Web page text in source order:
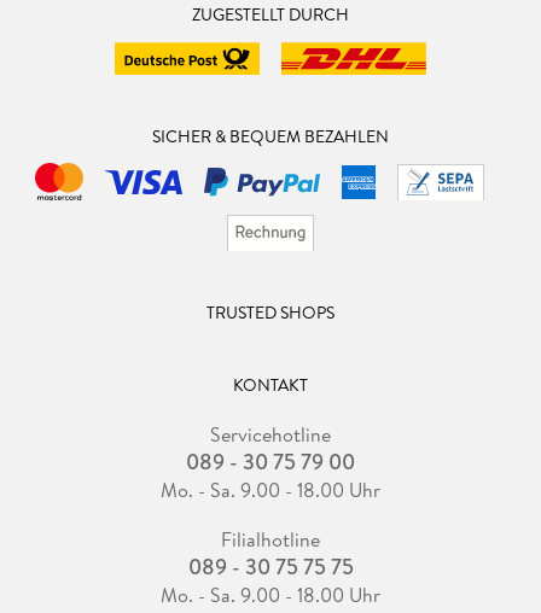
ZUGESTELLT DURCH
SICHER & BEQUEM BEZAHLEN
TRUSTED SHOPS
KONTAKT
Servicehotline
089 - 30 75 79 00
Mo. - Sa. 9.00 - 18.00 Uhr
Filialhotline
089 - 30 75 75 75
Mo. - Sa. 9.00 - 18.00 Uhr